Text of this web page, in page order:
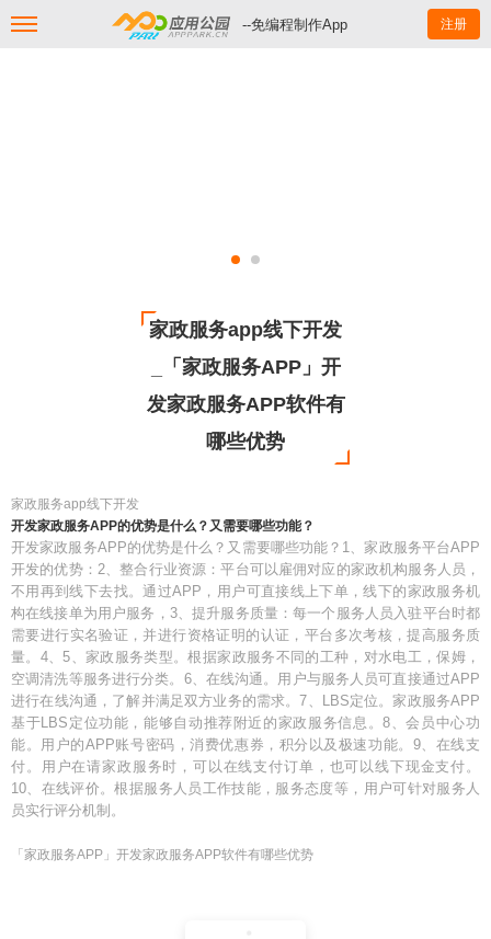
--免编程制作App 注册
家政服务app线下开发
_「家政服务APP」开
发家政服务APP软件有
哪些优势
家政服务app线下开发
开发家政服务APP的优势是什么？又需要哪些功能？
开发家政服务APP的优势是什么？又需要哪些功能？1、家政服务平台APP
开发的优势：2、整合行业资源：平台可以雇佣对应的家政机构服务人员，
不用再到线下去找。通过APP，用户可直接线上下单，线下的家政服务机
构在线接单为用户服务，3、提升服务质量：每一个服务人员入驻平台时都
需要进行实名验证，并进行资格证明的认证，平台多次考核，提高服务质
量。4、5、家政服务类型。根据家政服务不同的工种，对水电工，保姆，
空调清洗等服务进行分类。6、在线沟通。用户与服务人员可直接通过APP
进行在线沟通，了解并满足双方业务的需求。7、LBS定位。家政服务APP
基于LBS定位功能，能够自动推荐附近的家政服务信息。8、会员中心功
能。用户的APP账号密码，消费优惠券，积分以及极速功能。9、在线支
付。用户在请家政服务时，可以在线支付订单，也可以线下现金支付。
10、在线评价。根据服务人员工作技能，服务态度等，用户可针对服务人
员实行评分机制。
「家政服务APP」开发家政服务APP软件有哪些优势